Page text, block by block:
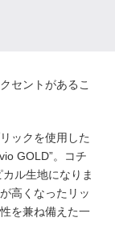
セントがあるこ
ックを使用した
GOLD”。コチ
ル生地になりま
高くなったリッ
を兼ね備えた一